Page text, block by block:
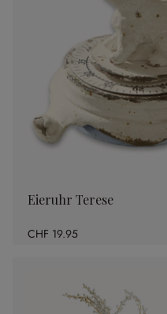
Eieruhr Terese
CHF 19.95